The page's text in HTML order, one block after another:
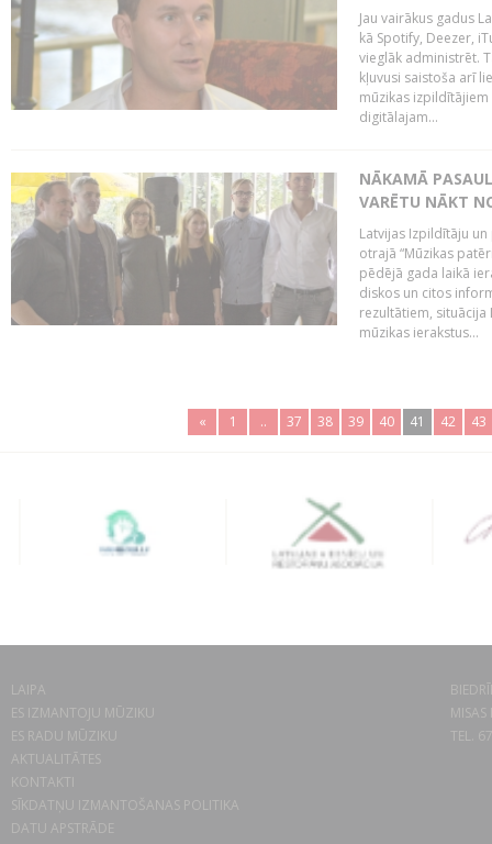
Jau vairākus gadus
kā Spotify, Deezer,
vieglāk administrēt.
kļuvusi saistoša arī
mūzikas
digitālajam...
NĀKAMĀ
VARĒTU NĀKT
Latvijas Izpildītāju
otrajā “Mūzikas
pēdējā gada laikā
diskos un citos
rezultātiem, situācija
mūzikas ierakstus...
« 1 .. 37 38 39 40 41 42 43
LAIPA
ES IZMANTOJU MŪZIKU
ES RADU MŪZIKU
AKTUALITĀTES
KONTAKTI
SĪKDATŅU IZMANTOŠANAS POLITIKA
DATU APSTRĀDE
TEL.